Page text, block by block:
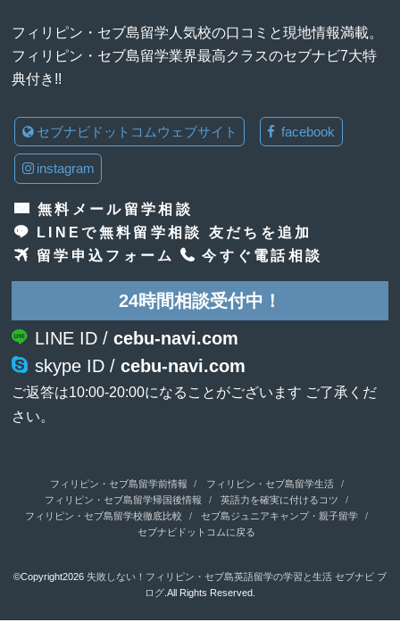
フィリピン・セブ島留学人気校の口コミと現地情報満載。
フィリピン・セブ島留学業界最高クラスのセブナビ7大特
典付き!!
セブナビドットコムウェブサイト facebook
instagram
無料メール留学相談
LINEで無料留学相談 友だちを追加
留学申込フォーム
今すぐ電話相談
24時間相談受付中！
LINE ID /cebu-navi.com
skype ID /cebu-navi.com
ご返答は10:00-20:00になることがございます ご了承くだ
さい。
フィリピン・セブ島留学前情報
フィリピン・セブ島留学生活
フィリピン・セブ島留学帰国後情報
英語力を確実に付けるコツ
フィリピン・セブ島留学校徹底比較
セブ島ジュニアキャンプ・親子留学
セブナビドットコムに戻る
©Copyright2026 失敗しない！フィリピン・セブ島英語留学の学習と生活 セブナビ ブ
ログ.All Rights Reserved.